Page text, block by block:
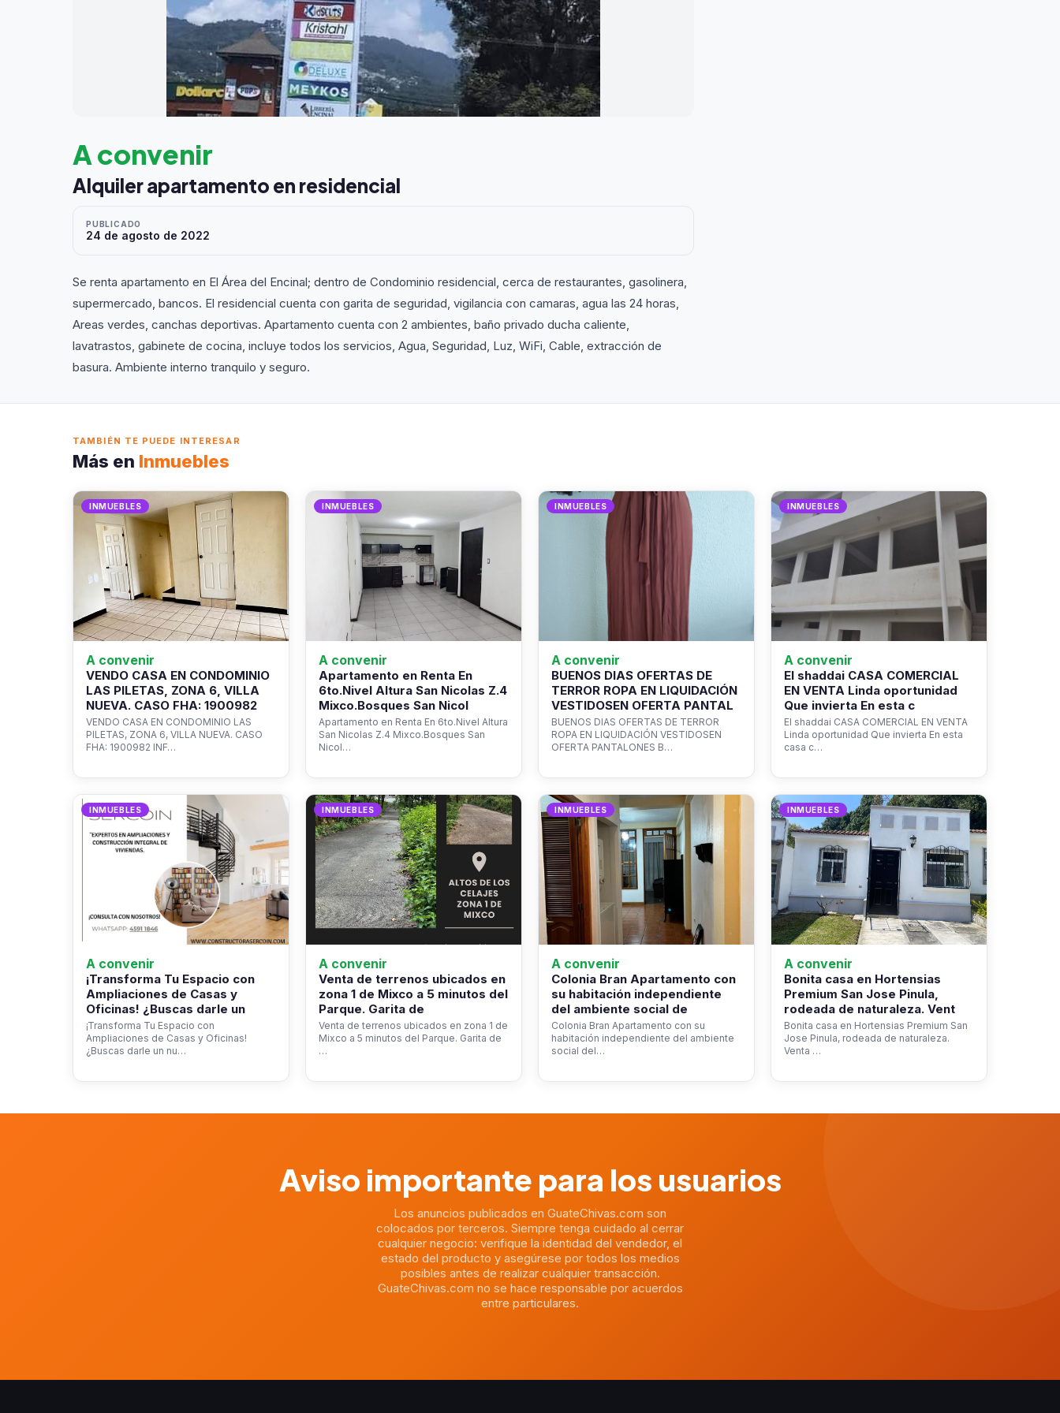
A convenir
Alquiler apartamento en residencial
PUBLICADO
24 de agosto de 2022
Se renta apartamento en El Área del Encinal; dentro de Condominio residencial, cerca de restaurantes, gasolinera,
supermercado, bancos. El residencial cuenta con garita de seguridad, vigilancia con camaras, agua las 24 horas,
Areas verdes, canchas deportivas. Apartamento cuenta con 2 ambientes, baño privado ducha caliente,
lavatrastos, gabinete de cocina, incluye todos los servicios, Agua, Seguridad, Luz, WiFi, Cable, extracción de
basura. Ambiente interno tranquilo y seguro.
TAMBIÉN TE PUEDE INTERESAR
Más en Inmuebles
INMUEBLES
A convenir
VENDO CASA EN CONDOMINIO
LAS PILETAS, ZONA 6, VILLA
NUEVA. CASO FHA: 1900982
VENDO CASA EN CONDOMINIO LAS
PILETAS, ZONA 6, VILLA NUEVA. CASO
FHA: 1900982 INF…
INMUEBLES
A convenir
Apartamento en Renta En
6to.Nivel Altura San Nicolas Z.4
Mixco.Bosques San Nicol
Apartamento en Renta En 6to.Nivel Altura
San Nicolas Z.4 Mixco.Bosques San
Nicol…
INMUEBLES
A convenir
BUENOS DIAS OFERTAS DE
TERROR ROPA EN LIQUIDACIÓN
VESTIDOSEN OFERTA PANTAL
BUENOS DIAS OFERTAS DE TERROR
ROPA EN LIQUIDACIÓN VESTIDOSEN
OFERTA PANTALONES B…
INMUEBLES
A convenir
El shaddai CASA COMERCIAL
EN VENTA Linda oportunidad
Que invierta En esta c
El shaddai CASA COMERCIAL EN VENTA
Linda oportunidad Que invierta En esta
casa c…
INMUEBLES
A convenir
¡Transforma Tu Espacio con
Ampliaciones de Casas y
Oficinas! ¿Buscas darle un
¡Transforma Tu Espacio con
Ampliaciones de Casas y Oficinas!
¿Buscas darle un nu…
INMUEBLES
A convenir
Venta de terrenos ubicados en
zona 1 de Mixco a 5 minutos del
Parque. Garita de
Venta de terrenos ubicados en zona 1 de
Mixco a 5 minutos del Parque. Garita de
…
INMUEBLES
A convenir
Colonia Bran Apartamento con
su habitación independiente
del ambiente social de
Colonia Bran Apartamento con su
habitación independiente del ambiente
social del…
INMUEBLES
A convenir
Bonita casa en Hortensias
Premium San Jose Pinula,
rodeada de naturaleza. Vent
Bonita casa en Hortensias Premium San
Jose Pinula, rodeada de naturaleza.
Venta …
Aviso importante para los usuarios
Los anuncios publicados en GuateChivas.com son
colocados por terceros. Siempre tenga cuidado al cerrar
cualquier negocio: verifique la identidad del vendedor, el
estado del producto y asegúrese por todos los medios
posibles antes de realizar cualquier transacción.
GuateChivas.com no se hace responsable por acuerdos
entre particulares.